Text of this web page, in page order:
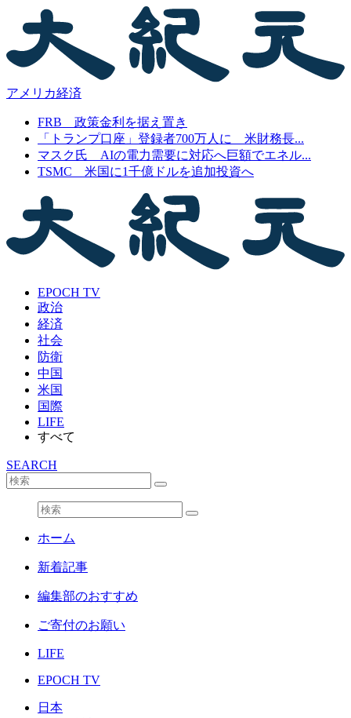
アメリカ経済
FRB 政策金利を据え置き
「トランプ口座」登録者700万人に 米財務長...
マスク氏 AIの電力需要に対応へ巨額でエネル...
TSMC 米国に1千億ドルを追加投資へ
EPOCH TV
政治
経済
社会
防衛
中国
米国
国際
LIFE
すべて
SEARCH
ホーム
新着記事
編集部のおすすめ
ご寄付のお願い
LIFE
EPOCH TV
日本